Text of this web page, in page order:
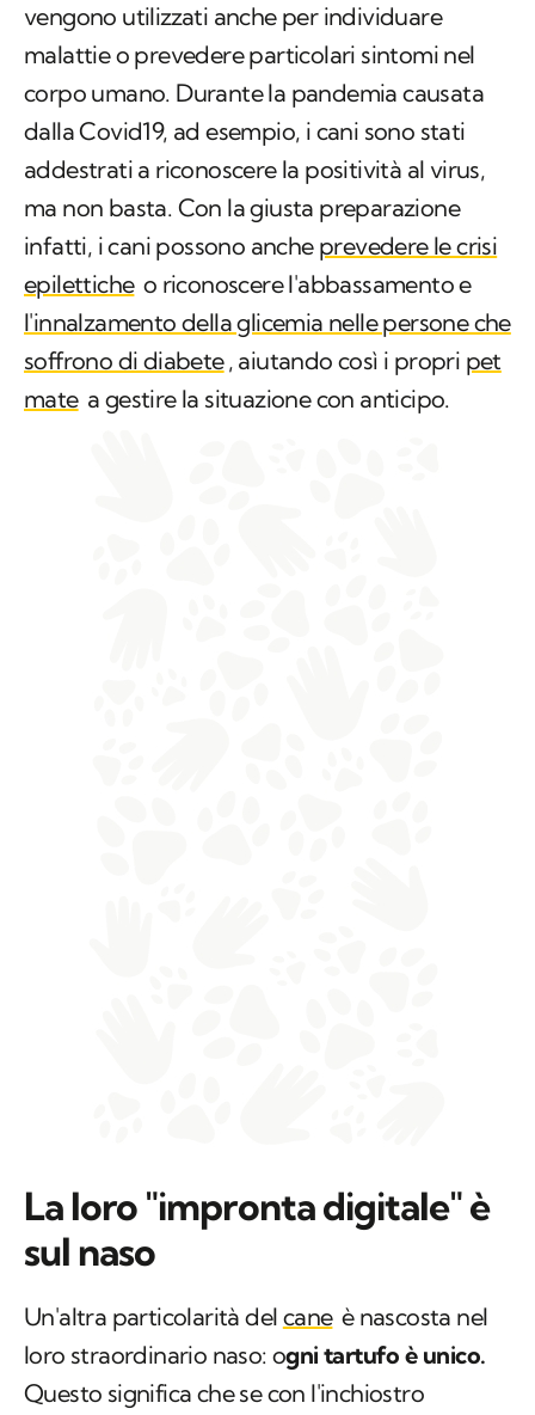
vengono utilizzati anche per individuare
malattie o prevedere particolari sintomi nel
corpo umano. Durante la pandemia causata
dalla Covid19, ad esempio, i cani sono stati
addestrati a riconoscere la positività al virus,
ma non basta. Con la giusta preparazione
infatti, i cani possono anche prevedere le crisi
epilettiche o riconoscere l'abbassamento e
l'innalzamento della glicemia nelle persone che
soffrono di diabete, aiutando così i propri pet
mate a gestire la situazione con anticipo.
La loro "impronta digitale" è
sul naso
Un'altra particolarità del cane è nascosta nel
loro straordinario naso: ogni tartufo è unico.
Questo significa che se con l'inchiostro